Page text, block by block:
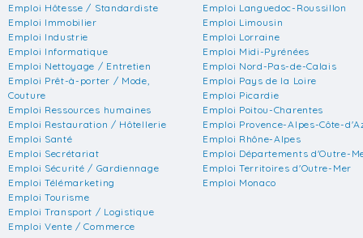
Emploi Hôtesse / Standardiste
Emploi Immobilier
Emploi Industrie
Emploi Informatique
Emploi Nettoyage / Entretien
Emploi Prêt-à-porter / Mode,
Couture
Emploi Ressources humaines
Emploi Restauration / Hôtellerie
Emploi Santé
Emploi Secrétariat
Emploi Sécurité / Gardiennage
Emploi Télémarketing
Emploi Tourisme
Emploi Transport / Logistique
Emploi Vente / Commerce
Emploi Languedoc-Roussillon
Emploi Limousin
Emploi Lorraine
Emploi Midi-Pyrénées
Emploi Nord-Pas-de-Calais
Emploi Pays de la Loire
Emploi Picardie
Emploi Poitou-Charentes
Emploi Provence-Alpes-Côte-
Emploi Rhône-Alpes
Emploi Départements d'Outre-
Emploi Territoires d'Outre-Mer
Emploi Monaco